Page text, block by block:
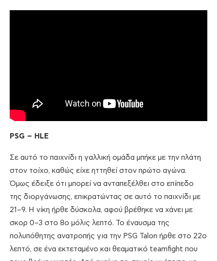
PSG – HLE
Σε αυτό το παιχνίδι η γαλλική ομάδα μπήκε με την πλάτη
στον τοίχο, καθώς είχε ηττηθεί στον πρώτο αγώνα.
Όμως έδειξε ότι μπορεί να ανταπεξέλθει στο επίπεδο
της διοργάνωσης, επικρατώντας σε αυτό το παιχνίδι με
21–9. Η νίκη ήρθε δύσκολα, αφού βρέθηκε να χάνει με
σκορ 0–3 στο 8ο μόλις λεπτό. Το έναυσμα της
πολυπόθητης ανατροπής για την PSG Talon ήρθε στο 22ο
λεπτό, σε ένα εκτεταμένο και θεαματικό teamfight που